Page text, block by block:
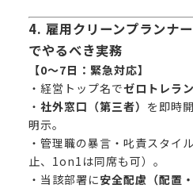
4. 雇用クリーンプランナ
でやるべき実務
【0〜7日：緊急対応】
・経営トップ名でゼロトレラ
・ 社外窓口（第三者） を即時
明示。
・管理職の暴言・叱責スタイ
止、1on1は同席も可）。
・当該部署に安全配慮（配置